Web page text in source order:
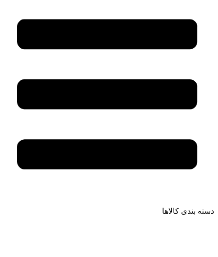
دسته بندی کالاها